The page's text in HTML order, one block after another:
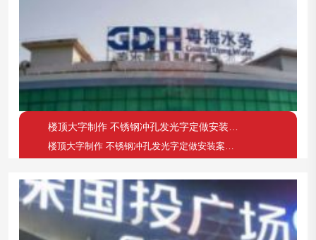
楼顶大字制作 不锈钢冲孔发光字定做安装案列——粤海水务
楼顶大字制作 不锈钢冲孔发光字定做安装案列——粤海水务